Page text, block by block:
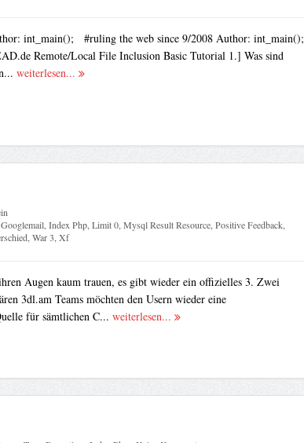
int_main(); #ruling the web since 9/2008 Author: int_main();
Remote/Local File Inclusion Basic Tutorial 1.] Was sind
weiterlesen...
Googlemail,Index Php,Limit 0,Mysql Result Resource,Positive Feedback,
,War 3,Xf
Augen kaum trauen, es gibt wieder ein offizielles 3. Zwei
3dl.am Teams möchten den Usern wieder eine
für sämtlichen C... weiterlesen...